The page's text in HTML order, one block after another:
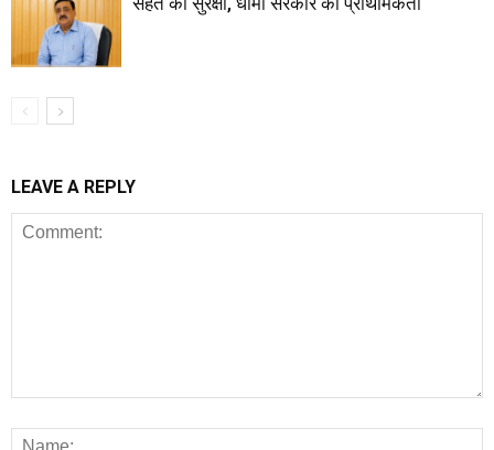
LEAVE A REPLY